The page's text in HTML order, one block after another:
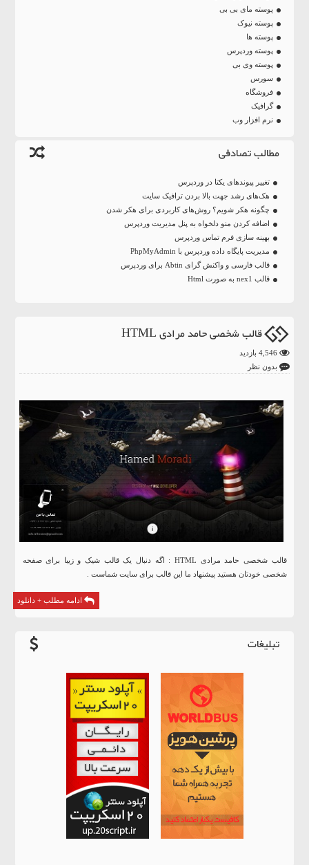
پوسته مای بی بی
پوسته نیوک
پوسته ها
پوسته وردپرس
پوسته وی بی
سورس
فروشگاه
گرافیک
نرم افزار وب
مطالب تصادفی
تغییر پیوندهای یکتا در وردپرس
هک‌های رشد جهت بالا بردن ترافیک سایت
چگونه هکر شویم؟ روش‌های کاربردی برای هکر شدن
اضافه کردن منو دلخواه به پنل مدیریت وردپرس
بهینه سازی فرم تماس وردپرس
مدیریت پایگاه داده وردپرس با PhpMyAdmin
قالب فارسی و واکنش گرای Abtin برای وردپرس
قالب nex1 به صورت Html
قالب شخصی حامد مرادی HTML
4,546 بازدید
بدون نظر
قالب شخصی حامد مرادی HTML : اگه دنبال یک قالب شیک و زیبا برای صفحه
شخصی خودتان هستید پیشنهاد ما این قالب برای سایت شماست .
ادامه مطلب + دانلود
تبلیغات